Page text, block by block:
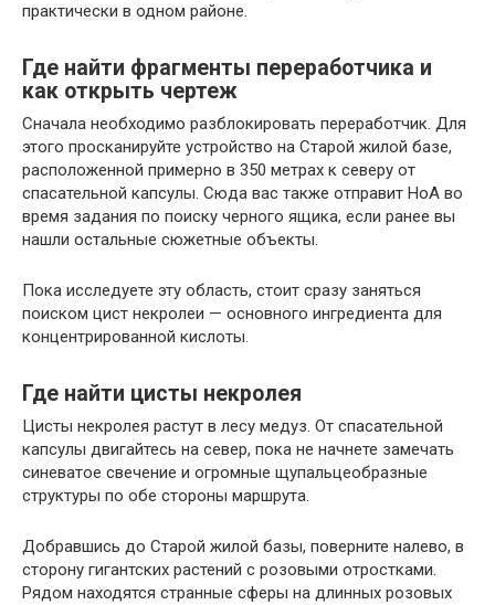
практически в одном районе.
Где найти фрагменты переработчика и
как открыть чертеж
Сначала необходимо разблокировать переработчик. Для
этого просканируйте устройство на Старой жилой базе,
расположенной примерно в 350 метрах к северу от
спасательной капсулы. Сюда вас также отправит НоА во
время задания по поиску черного ящика, если ранее вы
нашли остальные сюжетные объекты.
Пока исследуете эту область, стоит сразу заняться
поиском цист некролеи — основного ингредиента для
концентрированной кислоты.
Где найти цисты некролея
Цисты некролея растут в лесу медуз. От спасательной
капсулы двигайтесь на север, пока не начнете замечать
синеватое свечение и огромные щупальцеобразные
структуры по обе стороны маршрута.
Добравшись до Старой жилой базы, поверните налево, в
сторону гигантских растений с розовыми отростками.
Рядом находятся странные сферы на длинных розовых